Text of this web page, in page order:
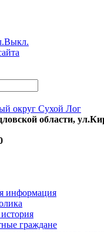
Выкл.
округ Сухой Лог
области,
информация
граждане